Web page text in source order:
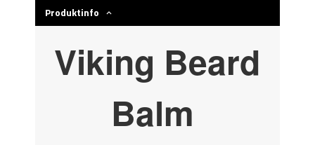
Produktinfo
Viking Beard
Balm